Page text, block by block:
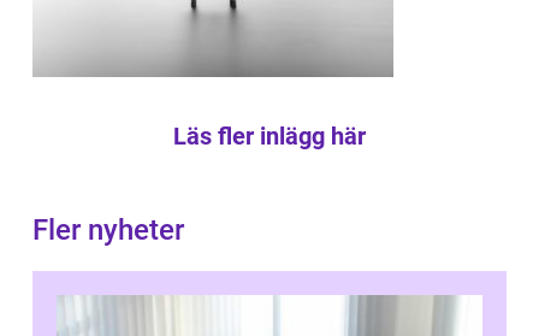
Läs fler inlägg här
Fler nyheter